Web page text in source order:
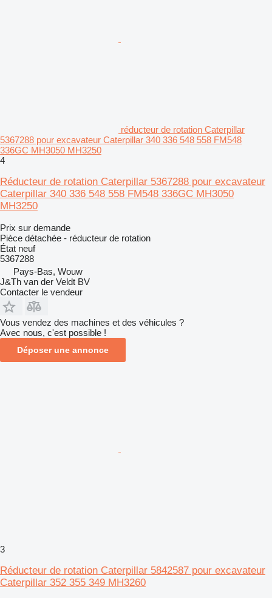
réducteur de rotation Caterpillar
5367288 pour excavateur Caterpillar 340 336 548 558 FM548
336GC MH3050 MH3250
4
Réducteur de rotation Caterpillar 5367288 pour excavateur
Caterpillar 340 336 548 558 FM548 336GC MH3050
MH3250
Prix sur demande
Pièce détachée - réducteur de rotation
État neuf
5367288
Pays-Bas, Wouw
J&Th van der Veldt BV
Contacter le vendeur
Vous vendez des machines et des véhicules ?
Avec nous, c'est possible !
Déposer une annonce
3
Réducteur de rotation Caterpillar 5842587 pour excavateur
Caterpillar 352 355 349 MH3260